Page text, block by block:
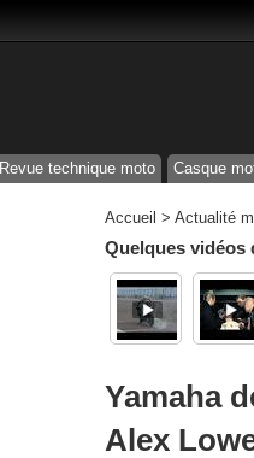
Revue technique moto Casque
Accueil > Actualité
Quelques vidéos
Yamaha
Alex